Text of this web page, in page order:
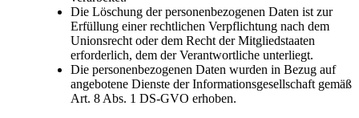
Die Löschung der personenbezogenen Daten ist zur
Erfüllung einer rechtlichen Verpflichtung nach dem
Unionsrecht oder dem Recht der Mitgliedstaaten
erforderlich, dem der Verantwortliche unterliegt.
Die personenbezogenen Daten wurden in Bezug auf
angebotene Dienste der Informationsgesellschaft gemäß
Art. 8 Abs. 1 DS-GVO erhoben.